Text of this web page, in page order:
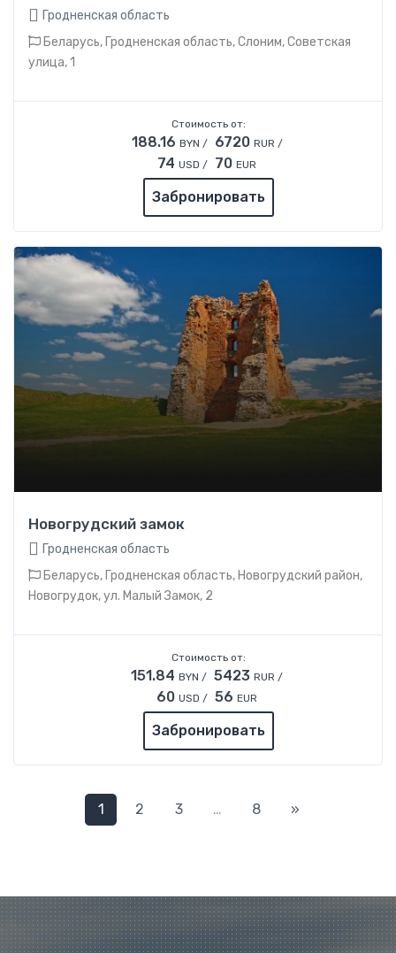
Гродненская область
Беларусь, Гродненская область, Слоним, Советская
улица, 1
Стоимость от:
188.16 BYN / 6720 RUR /
74 USD / 70 EUR
Забронировать
Новогрудский замок
Гродненская область
Беларусь, Гродненская область, Новогрудский район,
Новогрудок, ул. Малый Замок, 2
Стоимость от:
151.84 BYN / 5423 RUR /
60 USD / 56 EUR
Забронировать
1 2 3 … 8 »